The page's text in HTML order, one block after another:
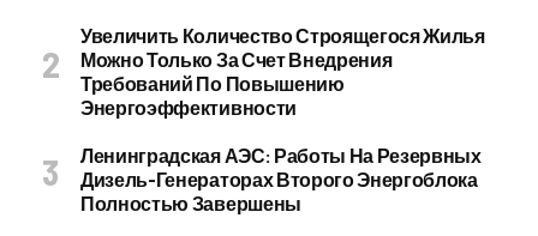
Увеличить Количество Строящегося Жилья
Можно Только За Счет Внедрения
Требований По Повышению
Энергоэффективности
Ленинградская АЭС: Работы На Резервных
Дизель-Генераторах Второго Энергоблока
Полностью Завершены